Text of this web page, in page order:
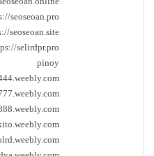
seoseoan.pro/
seoseoan.site/
selirdpr.pro/
pinoy